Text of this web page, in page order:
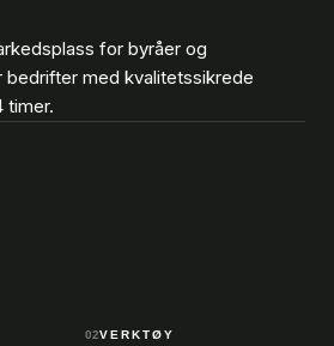
for byråer og
bedrifter med kvalitetssikrede
timer.
02VERKTØY